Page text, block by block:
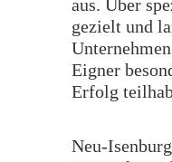
aus. Über
gezielt und
Eigner
Erfolg
Neu-